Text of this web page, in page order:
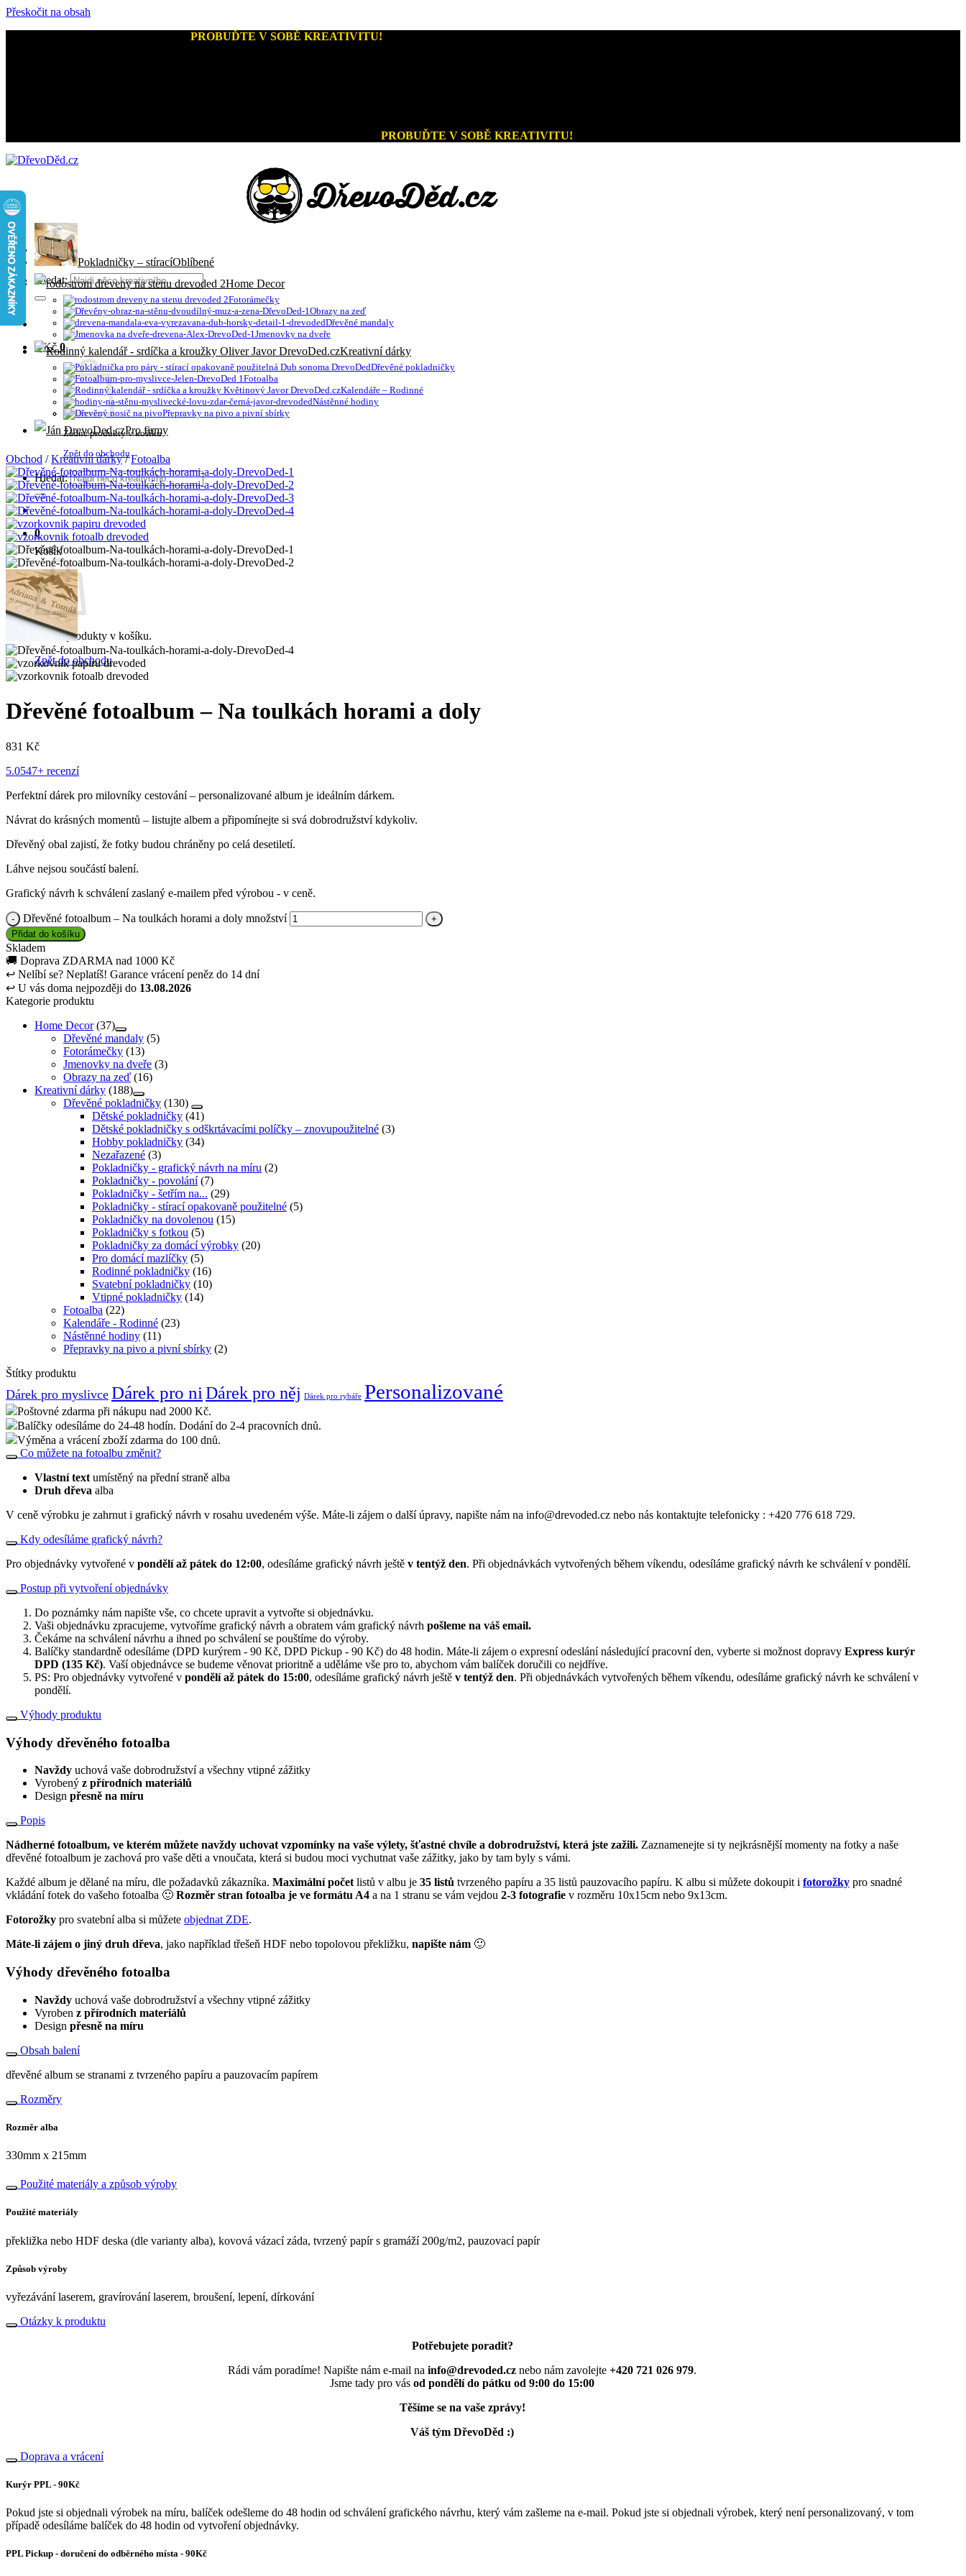
Přeskočit na obsah
PROBUĎTE V SOBĚ KREATIVITU!
PROBUĎTE V SOBĚ KREATIVITU!
Hledat:
0Kč 0
Žádné produkty v košíku.
Zpět do obchodu
Hledat:
0
Košík
Žádné produkty v košíku.
Zpět do obchodu
Pokladničky – stírací
Home Decor
Fotorámečky
Obrazy na zeď
Dřevěné mandaly
Jmenovky na dveře
Kreativní dárky
Dřevěné pokladničky
Fotoalba
Kalendáře – Rodinné
Nástěnné hodiny
Přepravky na pivo a pivní sbírky
Pro firmy
Obchod / Kreativní dárky / Fotoalba
Dřevěné fotoalbum – Na toulkách horami a doly
831 Kč
5.0547+ recenzí
Perfektní dárek pro milovníky cestování – personalizované album je ideálním dárkem.
Návrat do krásných momentů – listujte albem a připomínejte si svá dobrodružství kdykoliv.
Dřevěný obal zajistí, že fotky budou chráněny po celá desetiletí.
Láhve nejsou součástí balení.
Grafický návrh k schválení zaslaný e-mailem před výrobou - v ceně.
Dřevěné fotoalbum – Na toulkách horami a doly množství
Přidat do košíku
Skladem
🚚 Doprava ZDARMA nad 1000 Kč
↩ Nelíbí se? Neplatíš! Garance vrácení peněz do 14 dní
↩ U vás doma nejpozději do 13.08.2026
Kategorie produktu
Home Decor (37)
Dřevěné mandaly (5)
Fotorámečky (13)
Jmenovky na dveře (3)
Obrazy na zeď (16)
Kreativní dárky (188)
Dřevěné pokladničky (130)
Dětské pokladničky (41)
Dětské pokladničky s odškrtávacími políčky – znovupoužitelné (3)
Hobby pokladničky (34)
Nezařazené (3)
Pokladničky - grafický návrh na míru (2)
Pokladničky - povolání (7)
Pokladničky - šetřím na... (29)
Pokladničky - stírací opakovaně použitelné (5)
Pokladničky na dovolenou (15)
Pokladničky s fotkou (5)
Pokladničky za domácí výrobky (20)
Pro domácí mazlíčky (5)
Rodinné pokladničky (16)
Svatební pokladničky (10)
Vtipné pokladničky (14)
Fotoalba (22)
Kalendáře - Rodinné (23)
Nástěnné hodiny (11)
Přepravky na pivo a pivní sbírky (2)
Štítky produktu
Dárek pro myslivce Dárek pro ni Dárek pro něj Dárek pro rybáře Personalizované
Poštovné zdarma při nákupu nad 2000 Kč.
Balíčky odesíláme do 24-48 hodín. Dodání do 2-4 pracovních dnů.
Výměna a vrácení zboží zdarma do 100 dnů.
Co můžete na fotoalbu změnit?
Vlastní text umístěný na přední straně alba
Druh dřeva alba
V ceně výrobku je zahrnut i grafický návrh v rosahu uvedeném výše. Máte-li zájem o další úpravy, napište nám na info@drevoded.cz nebo nás kontaktujte telefonicky : +420 776 618 729.
Kdy odesíláme grafický návrh?
Pro objednávky vytvořené v pondělí až pátek do 12:00, odesíláme grafický návrh ještě v tentýž den. Při objednávkách vytvořených během víkendu, odesíláme grafický návrh ke schválení v pondělí.
Postup při vytvoření objednávky
Do poznámky nám napište vše, co chcete upravit a vytvořte si objednávku.
Vaši objednávku zpracujeme, vytvoříme grafický návrh a obratem vám grafický návrh pošleme na váš email.
Čekáme na schválení návrhu a ihned po schválení se pouštíme do výroby.
Balíčky standardně odesíláme (DPD kurýrem - 90 Kč, DPD Pickup - 90 Kč) do 48 hodin. Máte-li zájem o expresní odeslání následující pracovní den, vyberte si možnost dopravy Express kurýr
DPD (135 Kč). Vaší objednávce se budeme věnovat prioritně a uděláme vše pro to, abychom vám balíček doručili co nejdříve.
PS: Pro objednávky vytvořené v pondělí až pátek do 15:00, odesíláme grafický návrh ještě v tentýž den. Při objednávkách vytvořených během víkendu, odesíláme grafický návrh ke schválení v
pondělí.
Výhody produktu
Výhody dřevěného fotoalba
Navždy uchová vaše dobrodružství a všechny vtipné zážitky
Vyrobený z přírodních materiálů
Design přesně na míru
Popis
Nádherné fotoalbum, ve kterém můžete navždy uchovat vzpomínky na vaše výlety, šťastné chvíle a dobrodružství, která jste zažili. Zaznamenejte si ty nejkrásnější momenty na fotky a naše
dřevěné fotoalbum je zachová pro vaše děti a vnoučata, která si budou moci vychutnat vaše zážitky, jako by tam byly s vámi.
Každé album je dělané na míru, dle požadavků zákazníka. Maximální počet listů v albu je 35 listů tvrzeného papíru a 35 listů pauzovacího papíru. K albu si můžete dokoupit i fotorožky pro snadné
vkládání fotek do vašeho fotoalba 🙂 Rozměr stran fotoalba je ve formátu A4 a na 1 stranu se vám vejdou 2-3 fotografie v rozměru 10x15cm nebo 9x13cm.
Fotorožky pro svatební alba si můžete objednat ZDE.
Máte-li zájem o jiný druh dřeva, jako například třešeň HDF nebo topolovou překližku, napište nám 🙂
Výhody dřevěného fotoalba
Navždy uchová vaše dobrodružství a všechny vtipné zážitky
Vyroben z přírodních materiálů
Design přesně na míru
Obsah balení
dřevěné album se stranami z tvrzeného papíru a pauzovacím papírem
Rozměry
Rozměr alba
330mm x 215mm
Použité materiály a způsob výroby
Použité materiály
překližka nebo HDF deska (dle varianty alba), kovová vázací záda, tvrzený papír s gramáží 200g/m2, pauzovací papír
Způsob výroby
vyřezávání laserem, gravírování laserem, broušení, lepení, dírkování
Otázky k produktu
Potřebujete poradit?
Rádi vám poradíme! Napište nám e-mail na info@drevoded.cz nebo nám zavolejte +420 721 026 979.
Jsme tady pro vás od pondělí do pátku od 9:00 do 15:00
Těšíme se na vaše zprávy!
Váš tým DřevoDěd :)
Doprava a vrácení
Kurýr PPL - 90Kč
Pokud jste si objednali výrobek na míru, balíček odešleme do 48 hodin od schválení grafického návrhu, který vám zašleme na e-mail. Pokud jste si objednali výrobek, který není personalizovaný, v tom
případě odesíláme balíček do 48 hodin od vytvoření objednávky.
PPL Pickup - doručení do odběrného místa - 90Kč